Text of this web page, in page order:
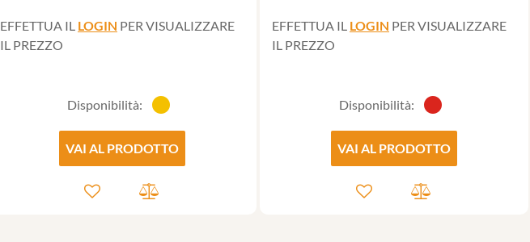
EFFETTUA IL LOGIN PER VISUALIZZARE
IL PREZZO
Disponibilità:
VAI AL PRODOTTO
EFFETTUA IL LOGIN PER VISUALIZZARE
IL PREZZO
Disponibilità:
VAI AL PRODOTTO